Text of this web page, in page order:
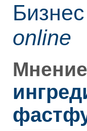
online
Мнение